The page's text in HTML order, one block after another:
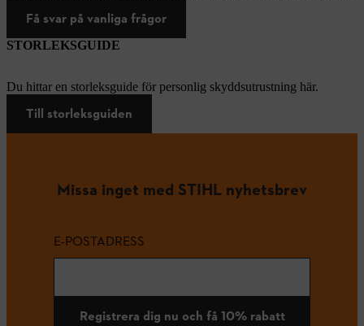
Få svar på vanliga frågor
STORLEKSGUIDE
Du hittar en storleksguide för personlig skyddsutrustning här.
Till storleksguiden
Missa inget med STIHL nyhetsbrev
E-POSTADRESS
Registrera dig nu och få 10% rabatt